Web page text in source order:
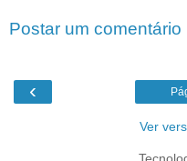
Postar um comentário
‹
Ver